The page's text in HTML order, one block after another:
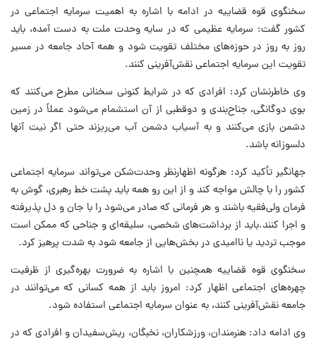
سخنگوی قوه قضاییه در ادامه با اشاره به اهمیت سرمایه اجتماعی در
کشور گفت: سرمایه عظیمی که در سایه وحدت ملت به دست آمده، باید
روز به روز در حوزه‌های مختلف تقویت شود و همه آحاد جامعه در مسیر
تقویت این سرمایه اجتماعی نقش‌آفرینی کنند.
وی خاطرنشان کرد: افرادی که در شرایط کنونی سخنانی مطرح می‌کنند که
بوی دوگانگی، جناح‌بندی و دوقطبی از آن استشمام می‌شود عملاً در زمین
دشمن بازی می‌کنند و به آسیاب دشمن آب می‌ریزند حتی اگر نیت آنها
دلسوزانه باشد.
جهانگیر تأکید کرد: هرگونه اظهارنظر وحدت‌شکن می‌تواند سرمایه اجتماعی
کشور را با چالش مواجه کند و از این رو همه باید پشت خط رهبری، گوش به
فرمان ولی‌فقیه باشند و هر فرمانی که صادر می‌شود را با جان و دل پذیرفته
و اجرا کنند.باید از برداشت‌های شخصی، سلیقه‌ای و جناحی که ممکن است
موجب تردید یا ناامیدی در بخش‌هایی از جامعه شود به شدت پرهیز کرد.
سخنگوی قوه قضاییه همچنین با اشاره به ضرورت بهره‌گیری از ظرفیت
چهره‌های اجتماعی اظهار کرد: امروز باید از همه کسانی که می‌توانند در
جامعه نقش‌آفرینی کنند، به عنوان سرمایه اجتماعی استفاده شود.
وی ادامه داد: هنرمندان، ورزشکاران، نخبگان، ریش‌سفیدان و افرادی که در